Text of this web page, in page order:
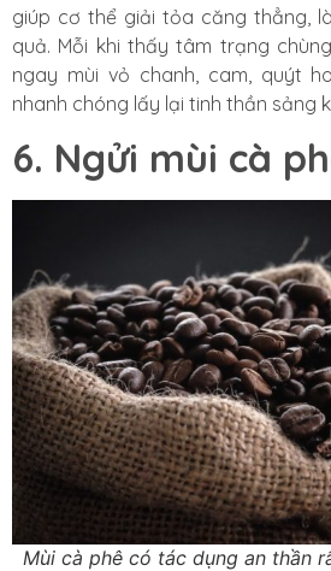
giúp cơ thể giải tỏa căng thẳng,
quả. Mỗi khi thấy tâm trạng
ngay mùi vỏ chanh, cam, quýt
nhanh chóng lấy lại tinh thần sảng
6. Ngửi mùi cà
Mùi cà phê có tác dụng an thần